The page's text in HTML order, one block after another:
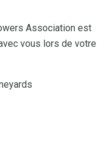
Association est
vous lors de votre